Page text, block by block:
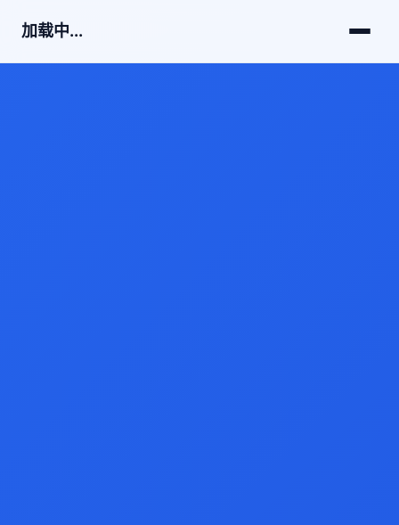
加载中...